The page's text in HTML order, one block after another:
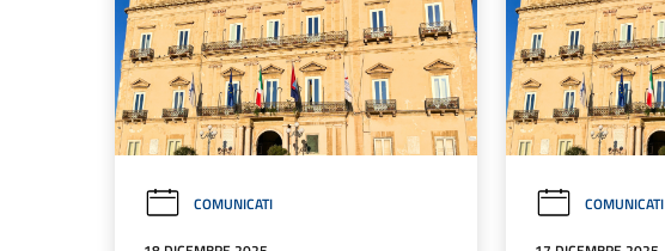
COMUNICATI COMUNICATI